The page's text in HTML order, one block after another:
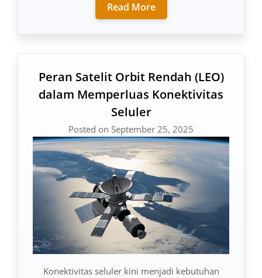
Read More
Peran Satelit Orbit Rendah (LEO)
dalam Memperluas Konektivitas
Seluler
Posted on September 25, 2025
Konektivitas seluler kini menjadi kebutuhan